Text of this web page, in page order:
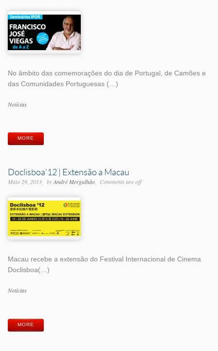
No âmbito das comemorações do dia de Portugal, de Camões e
das Comunidades Portuguesas (…)
Categorias
Notícias
MORE
Doclisboa’12 | Extensão a Macau
Maio 29, 2013 byAndré Mergulhão Comments are off
Macau recebe a extensão do Festival Internacional de Cinema
Doclisboa(…)
Categorias
Notícias
MORE